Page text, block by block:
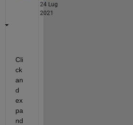
24 Lug
2021
Cli
ck
an
d
ex
pa
nd